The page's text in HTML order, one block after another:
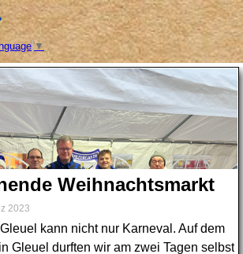
▼
Weihnachtsmarkt
2023
kann nicht nur Karneval. Auf dem
Gleuel durften wir am zwei Tagen selbst